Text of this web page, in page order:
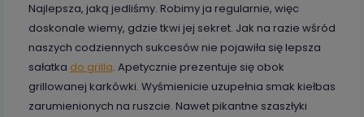
Najlepsza, jaką jedliśmy. Robimy ja regularnie, więc
doskonale wiemy, gdzie tkwi jej sekret. Jak na razie wśród
naszych codziennych sukcesów nie pojawiła się lepsza
sałatka do grilla. Apetycznie prezentuje się obok
grillowanej karkówki. Wyśmienicie uzupełnia smak kiełbas
zarumienionych na ruszcie. Nawet pikantne szaszłyki